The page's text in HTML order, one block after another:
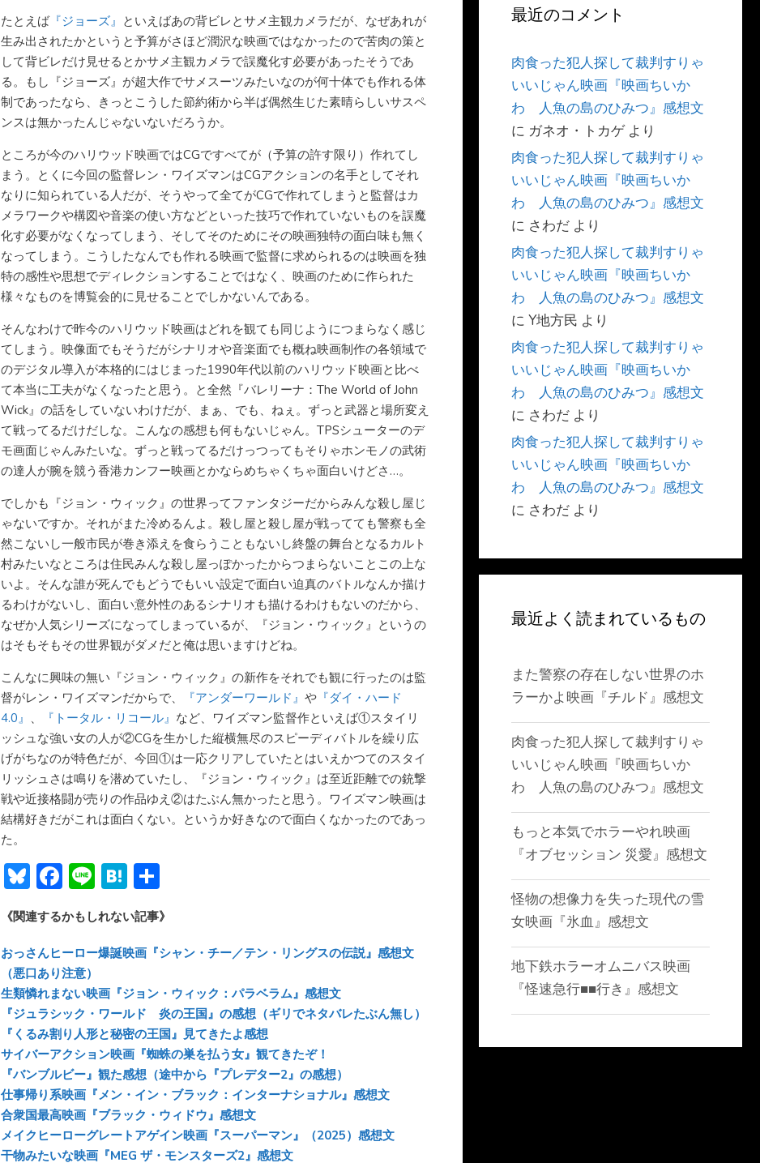
たとえば『ジョーズ』 といえばあの背ビレとサメ主観カメラだが、なぜあれが
生み出されたかというと予算がさほど潤沢な映画ではなかったので苦肉の策と
して背ビレだけ見せるとかサメ主観カメラで誤魔化す必要があったそうであ
る。もし『ジョーズ』が超大作でサメスーツみたいなのが何十体でも作れる体
制であったなら、きっとこうした節約術から半ば偶然生じた素晴らしいサスペ
ンスは無かったんじゃないないだろうか。
ところが今のハリウッド映画ではCGですべてが（予算の許す限り）作れてし
まう。とくに今回の監督レン・ワイズマンはCGアクションの名手としてそれ
なりに知られている人だが、そうやって全てがCGで作れてしまうと監督はカ
メラワークや構図や音楽の使い方などといった技巧で作れていないものを誤魔
化す必要がなくなってしまう、そしてそのためにその映画独特の面白味も無く
なってしまう。こうしたなんでも作れる映画で監督に求められるのは映画を独
特の感性や思想でディレクションすることではなく、映画のために作られた
様々なものを博覧会的に見せることでしかないんである。
そんなわけで昨今のハリウッド映画はどれを観ても同じようにつまらなく感じ
てしまう。映像面でもそうだがシナリオや音楽面でも概ね映画制作の各領域で
のデジタル導入が本格的にはじまった1990年代以前のハリウッド映画と比べ
て本当に工夫がなくなったと思う。と全然『バレリーナ：The World of John
Wick』の話をしていないわけだが、まぁ、でも、ねぇ。ずっと武器と場所変え
て戦ってるだけだしな。こんなの感想も何もないじゃん。TPSシューターのデ
モ画面じゃんみたいな。ずっと戦ってるだけっつってもそりゃホンモノの武術
の達人が腕を競う香港カンフー映画とかならめちゃくちゃ面白いけどさ…。
でしかも『ジョン・ウィック』の世界ってファンタジーだからみんな殺し屋じ
ゃないですか。それがまた冷めるんよ。殺し屋と殺し屋が戦ってても警察も全
然こないし一般市民が巻き添えを食らうこともないし終盤の舞台となるカルト
村みたいなところは住民みんな殺し屋っぽかったからつまらないことこの上な
いよ。そんな誰が死んでもどうでもいい設定で面白い迫真のバトルなんか描け
るわけがないし、面白い意外性のあるシナリオも描けるわけもないのだから、
なぜか人気シリーズになってしまっているが、『ジョン・ウィック』というの
はそもそもその世界観がダメだと俺は思いますけどね。
こんなに興味の無い『ジョン・ウィック』の新作をそれでも観に行ったのは監
督がレン・ワイズマンだからで、
『アンダーワールド』 や 『ダイ・ハード
4.0』 、 『トータル・リコール』 など、ワイズマン監督作といえば①スタイリ
ッシュな強い女の人が②CGを生かした縦横無尽のスピーディバトルを繰り広
げがちなのが特色だが、今回①は一応クリアしていたとはいえかつてのスタイ
リッシュさは鳴りを潜めていたし、『ジョン・ウィック』は至近距離での銃撃
戦や近接格闘が売りの作品ゆえ②はたぶん無かったと思う。ワイズマン映画は
結構好きだがこれは面白くない。というか好きなので面白くなかったのであっ
た。
Bl
u
e
sk
y
F
ac
e
b
o
ok
Li
n
e
H
at
e
n
a
有
《関連するかもしれない記事》
おっさんヒーロー爆誕映画『シャン・チー／テン・リングスの伝説』感想文
（悪口あり注意）
生類憐れまない映画『ジョン・ウィック：パラベラム』感想文
『ジュラシック・ワールド 炎の王国』の感想（ギリでネタバレたぶん無し）
『くるみ割り人形と秘密の王国』見てきたよ感想
サイバーアクション映画『蜘蛛の巣を払う女』観てきたぞ！
『バンブルビー』観た感想（途中から『プレデター2』の感想）
仕事帰り系映画『メン・イン・ブラック：インターナショナル』感想文
合衆国最高映画『ブラック・ウィドウ』感想文
メイクヒーローグレートアゲイン映画『スーパーマン』（2025）感想文
干物みたいな映画『MEG ザ・モンスターズ2』感想文
最近のコメント
肉食った犯人探して裁判すりゃ
いいじゃん映画『映画ちいか
わ 人魚の島のひみつ』感想文
に ガネオ・トカゲより
肉食った犯人探して裁判すりゃ
いいじゃん映画『映画ちいか
わ 人魚の島のひみつ』感想文
に さわだ より
肉食った犯人探して裁判すりゃ
いいじゃん映画『映画ちいか
わ 人魚の島のひみつ』感想文
に Y地方民 より
肉食った犯人探して裁判すりゃ
いいじゃん映画『映画ちいか
わ 人魚の島のひみつ』感想文
に さわだ より
肉食った犯人探して裁判すりゃ
いいじゃん映画『映画ちいか
わ 人魚の島のひみつ』感想文
に さわだ より
最近よく読まれているもの
また警察の存在しない世界のホ
ラーかよ映画『チルド』感想文
肉食った犯人探して裁判すりゃ
いいじゃん映画『映画ちいか
わ 人魚の島のひみつ』感想文
もっと本気でホラーやれ映画
『オブセッション 災愛』感想文
怪物の想像力を失った現代の雪
女映画『氷血』感想文
地下鉄ホラーオムニバス映画
『怪速急行■■行き』感想文